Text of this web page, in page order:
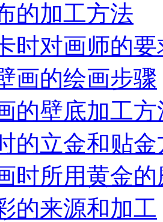
的加工方法
时对画师的要
画的绘画步骤
的壁底加工方
的立金和贴金
时所用黄金
的来源和加工